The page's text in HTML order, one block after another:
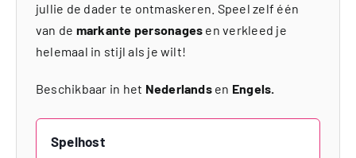
jullie de dader te ontmaskeren. Speel zelf één
van de markante personages en verkleed je
helemaal in stijl als je wilt!
Beschikbaar in het Nederlandsen Engels.
Spelhost